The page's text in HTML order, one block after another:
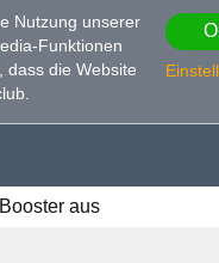
Nutzung unserer
Funktionen
dass die Website
aus